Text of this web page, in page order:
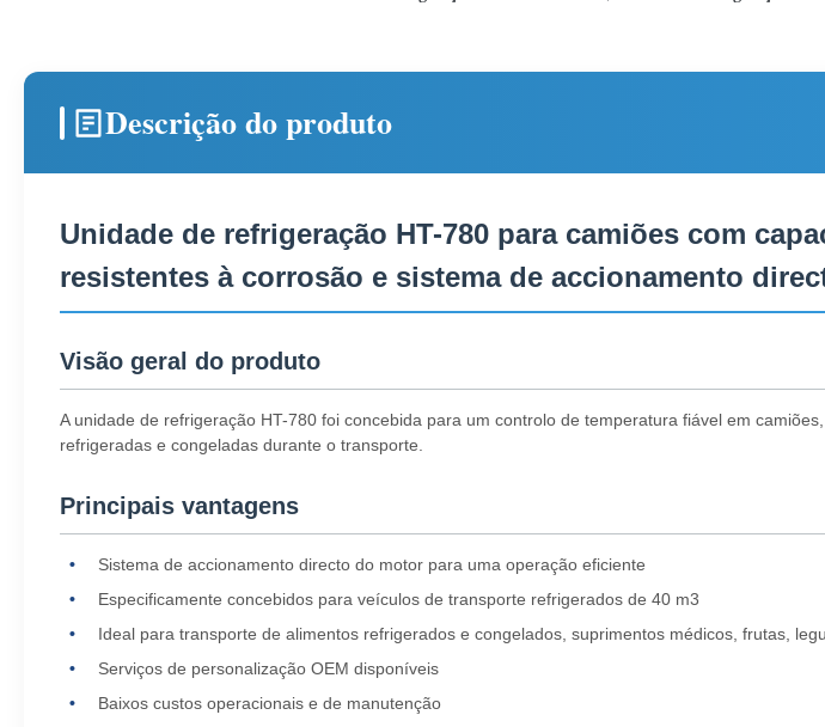
Descrição do produto
Unidade de refrigeração HT-780 para camiões com
resistentes à corrosão e sistema de accionamento
Visão geral do produto
A unidade de refrigeração HT-780 foi concebida para um controlo de temperatura fiável em
refrigeradas e congeladas durante o transporte.
Principais vantagens
Sistema de accionamento directo do motor para uma operação eficiente
Especificamente concebidos para veículos de transporte refrigerados de 40 m3
Ideal para transporte de alimentos refrigerados e congelados, suprimentos médicos, frutas,
Serviços de personalização OEM disponíveis
Baixos custos operacionais e de manutenção